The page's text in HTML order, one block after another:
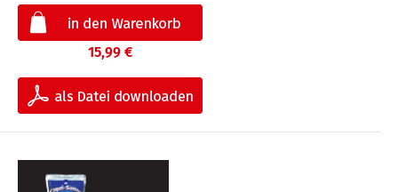
15,99 €